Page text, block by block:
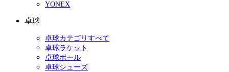
YONEX
卓球
卓球カテゴリすべて
卓球ラケット
卓球ボール
卓球シューズ